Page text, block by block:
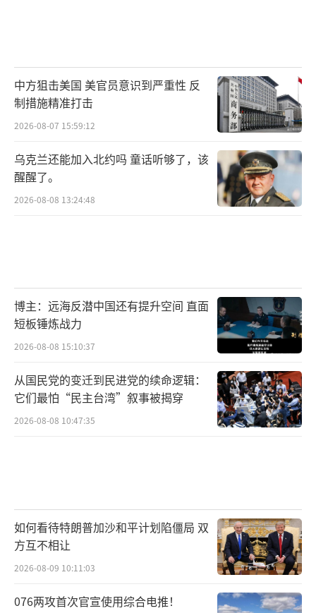
中方狙击美国 美官员意识到严重性 反
制措施精准打击
2026-08-07 15:59:12
乌克兰还能加入北约吗 童话听够了，该
醒醒了。
2026-08-08 13:24:48
博主：远海反潜中国还有提升空间 直面
短板锤炼战力
2026-08-08 15:10:37
从国民党的变迁到民进党的续命逻辑：
它们最怕“民主台湾”叙事被揭穿
2026-08-08 10:47:35
如何看待特朗普加沙和平计划陷僵局 双
方互不相让
2026-08-09 10:11:03
076两攻首次官宣使用综合电推！